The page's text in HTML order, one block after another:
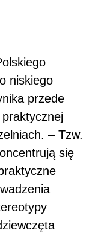
niskiego
przede
– Tzw.
się